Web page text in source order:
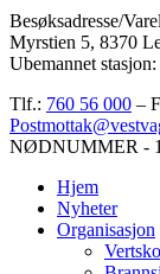
Besøksadresse/
Myrstien 5, 8370
Ubemannet
Tlf.: 760 56 000 –
NØDNUMMER -
Hjem
Nyheter
Organisasjon